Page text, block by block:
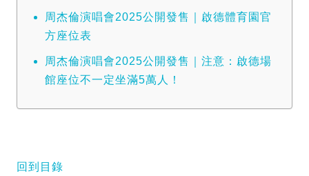
周杰倫演唱會2025公開發售｜啟德體育園官
方座位表
周杰倫演唱會2025公開發售｜注意：啟德場
館座位不一定坐滿5萬人！
回到目錄